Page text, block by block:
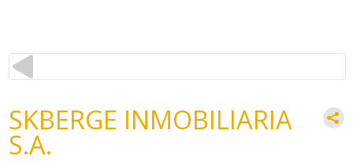
SKBERGE INMOBILIARIA
S.A.